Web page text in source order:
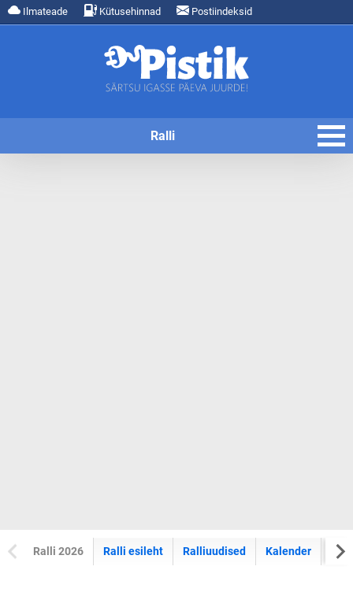
Ilmateade Kütusehinnad Postiindeksid
Ralli
Ralli 2026 Ralli esileht Ralliuudised Kalender